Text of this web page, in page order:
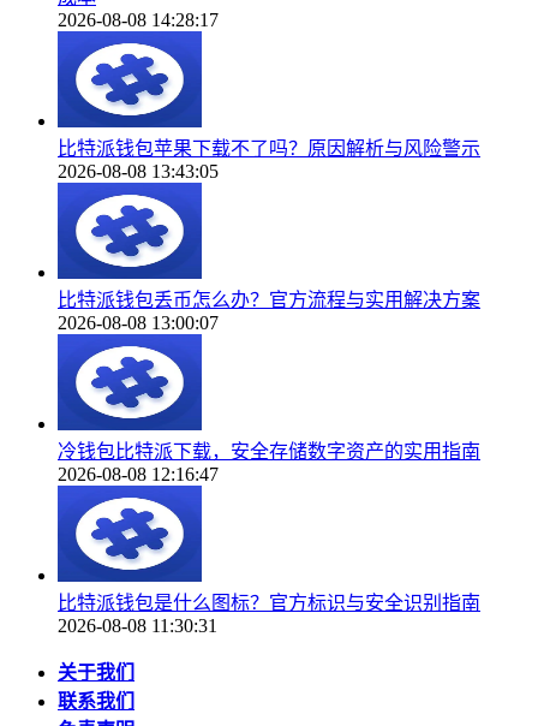
2026-08-08 14:28:17
比特派钱包苹果下载不了吗？原因解析与风险警示
2026-08-08 13:43:05
比特派钱包丢币怎么办？官方流程与实用解决方案
2026-08-08 13:00:07
冷钱包比特派下载，安全存储数字资产的实用指南
2026-08-08 12:16:47
比特派钱包是什么图标？官方标识与安全识别指南
2026-08-08 11:30:31
关于我们
联系我们